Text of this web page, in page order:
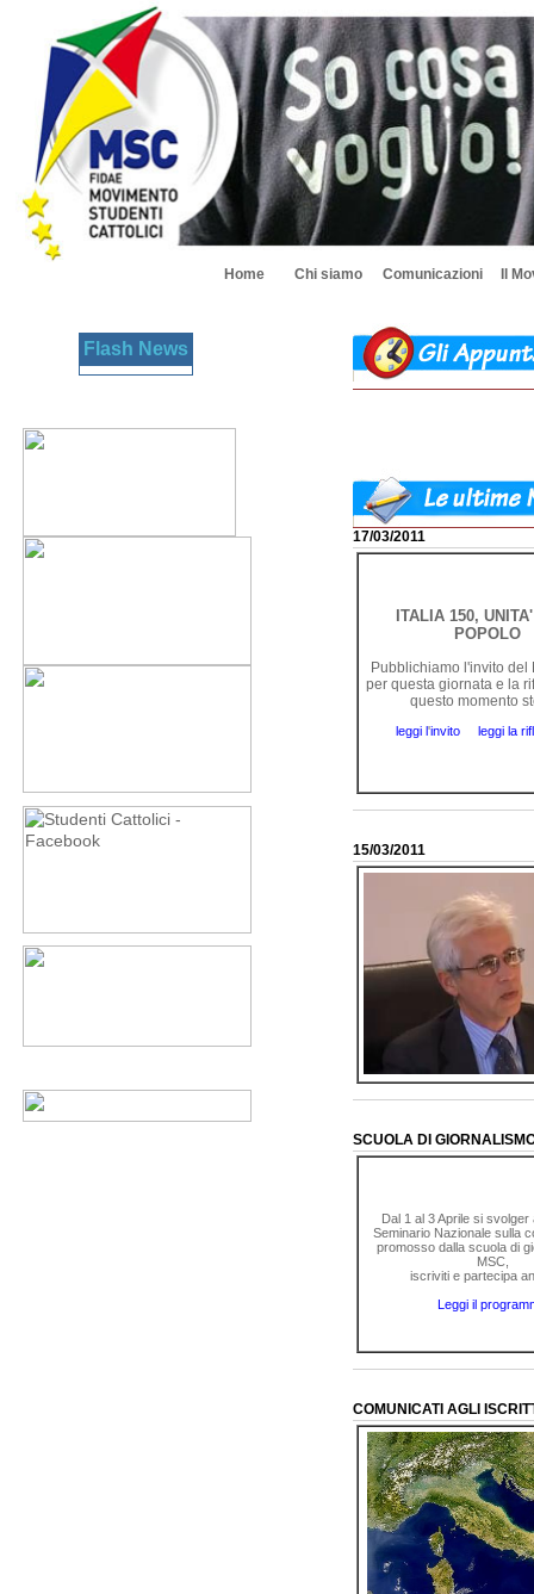
Home Chi siamo Comunicazioni Il
17/03/2011
ITALIA 150,
POPOLO
Pubblichiamo l'invito del
per questa giornata e la
questo momento
leggi l'invito leggi la
15/03/2011
SCUOLA DI
Dal 1 al 3 Aprile si svolger
Seminario Nazionale sulla
promosso dalla scuola di
MSC,
iscriviti e partecipa
Leggi il
COMUNICATI AGLI